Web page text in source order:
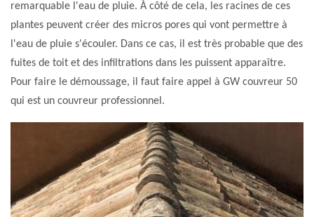
remarquable l'eau de pluie. À côté de cela, les racines de ces
plantes peuvent créer des micros pores qui vont permettre à
l'eau de pluie s'écouler. Dans ce cas, il est très probable que des
fuites de toit et des infiltrations dans les puissent apparaître.
Pour faire le démoussage, il faut faire appel à GW couvreur 50
qui est un couvreur professionnel.